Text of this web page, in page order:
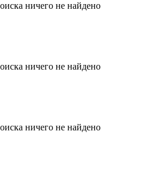
ничего не найдено
ничего не найдено
ничего не найдено